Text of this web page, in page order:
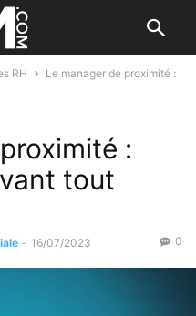
RH
Le manager de proximité :
:
tout
- 16/07/2023 0